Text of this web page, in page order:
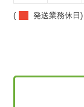
( 発送業務休日)